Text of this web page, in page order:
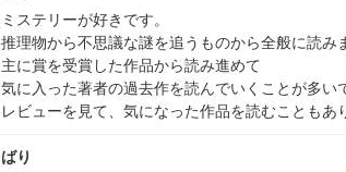
ミステリーが好きです。
推理物から不思議な謎を追うものから全般に読み
主に賞を受賞した作品から読み進めて
気に入った著者の過去作を読んでいくことが多い
レビューを見て、気になった作品を読むこともあ
ばり